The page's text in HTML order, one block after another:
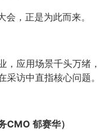
，正是为此而来。
，应用场景千头万绪
采访中直指核心问题。
CMO 郁赛华）